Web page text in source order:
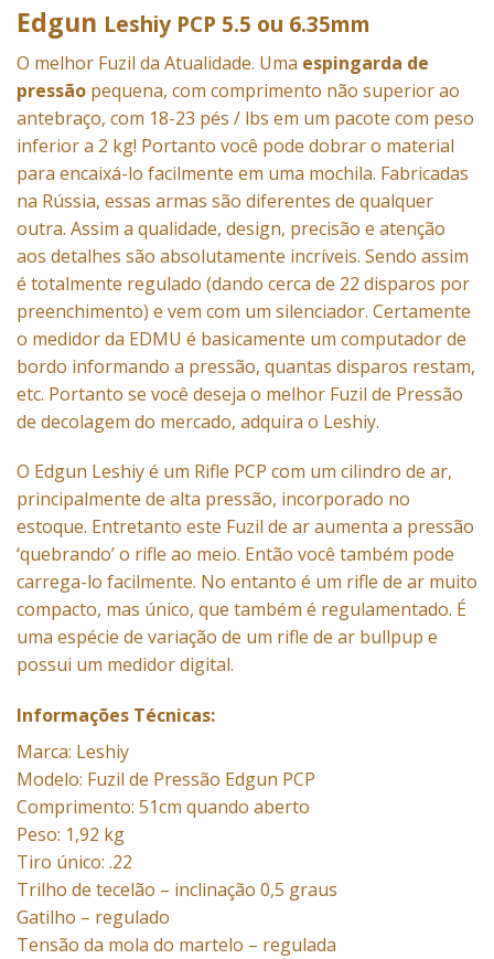
Edgun Leshiy PCP 5.5 ou 6.35mm
O melhor Fuzil da Atualidade. Uma espingarda de
pressão pequena, com comprimento não superior ao
antebraço, com 18-23 pés / lbs em um pacote com peso
inferior a 2 kg! Portanto você pode dobrar o material
para encaixá-lo facilmente em uma mochila. Fabricadas
na Rússia, essas armas são diferentes de qualquer
outra. Assim a qualidade, design, precisão e atenção
aos detalhes são absolutamente incríveis. Sendo assim
é totalmente regulado (dando cerca de 22 disparos por
preenchimento) e vem com um silenciador. Certamente
o medidor da EDMU é basicamente um computador de
bordo informando a pressão, quantas disparos restam,
etc. Portanto se você deseja o melhor Fuzil de Pressão
de decolagem do mercado, adquira o Leshiy.
O Edgun Leshiy é um Rifle PCP com um cilindro de ar,
principalmente de alta pressão, incorporado no
estoque. Entretanto este Fuzil de ar aumenta a pressão
‘quebrando’ o rifle ao meio. Então você também pode
carrega-lo facilmente. No entanto é um rifle de ar muito
compacto, mas único, que também é regulamentado. É
uma espécie de variação de um rifle de ar bullpup e
possui um medidor digital.
Informações Técnicas:
Marca: Leshiy
Modelo: Fuzil de Pressão Edgun PCP
Comprimento: 51cm quando aberto
Peso: 1,92 kg
Tiro único: .22
Trilho de tecelão – inclinação 0,5 graus
Gatilho – regulado
Tensão da mola do martelo – regulada